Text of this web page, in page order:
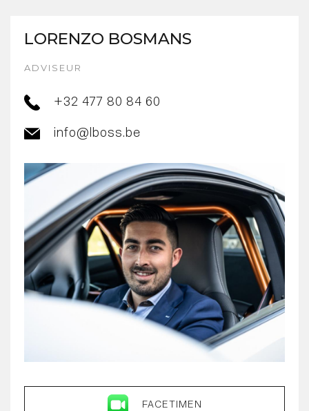
LORENZO BOSMANS
ADVISEUR
+32 477 80 84 60
info@lboss.be
FACETIMEN